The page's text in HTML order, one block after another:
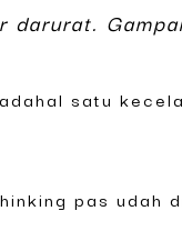
satu
pas udah